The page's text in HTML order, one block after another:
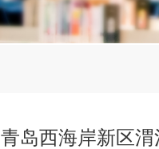
青岛西海岸新区